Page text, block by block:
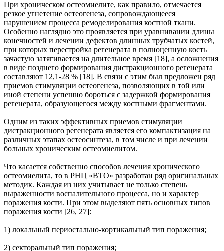
При хроническом остеомиелите, как правило, отмечается
резкое угнетение остеогенеза, сопровождающееся
нарушением процесса ремоделирования костной ткани.
Особенно наглядно это проявляется при уравнивании длины
конечностей и лечении дефектов длинных трубчатых костей,
при которых перестройка регенерата в полноценную кость
зачастую затягивается на длительное время [18], а осложнения
в виде позднего формирования дистракционного регенерата
составляют 12,1-28 % [18]. В связи с этим был предложен ряд
приемов стимуляции остеогенеза, позволяющих в той или
иной степени успешно бороться с задержкой формирования
регенерата, образующегося между костными фрагментами.
Одним из таких эффективных приемов стимуляции
дистракционного регенерата является его компактизация на
различных этапах остеосинтеза, в том числе и при лечении
больных хроническим остеомиелитом.
Что касается собственно способов лечения хронического
остеомиелита, то в РНЦ «ВТО» разработан ряд оригинальных
методик. Каждая из них учитывает не только степень
выраженности воспалительного процесса, но и характер
поражения кости. При этом выделяют пять основных типов
поражения кости [26, 27]:
1) локальный периостально-кортикальный тип поражения;
2) секторальный тип поражения;